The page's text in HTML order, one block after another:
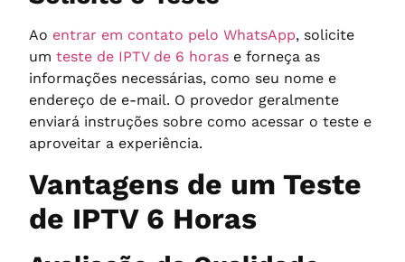
Ao entrar em contato pelo WhatsApp, solicite
um teste de IPTV de 6 horas e forneça as
informações necessárias, como seu nome e
endereço de e-mail. O provedor geralmente
enviará instruções sobre como acessar o teste e
aproveitar a experiência.
Vantagens de um Teste
de IPTV 6 Horas